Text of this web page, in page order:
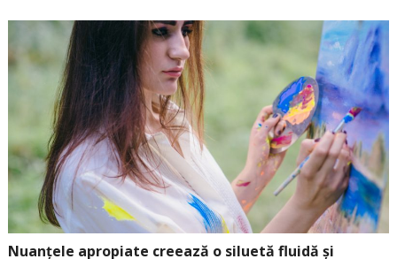
Nuanțele apropiate creează o siluetă fluidă și